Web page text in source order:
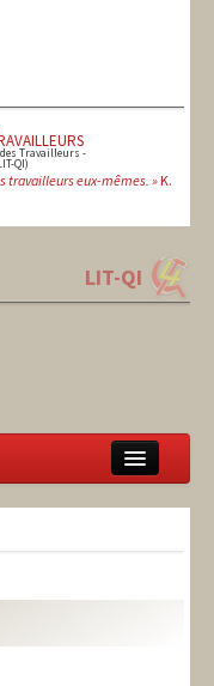
Travailleurs -
QI)
travailleurs eux-mêmes. »K.
LIT-QI